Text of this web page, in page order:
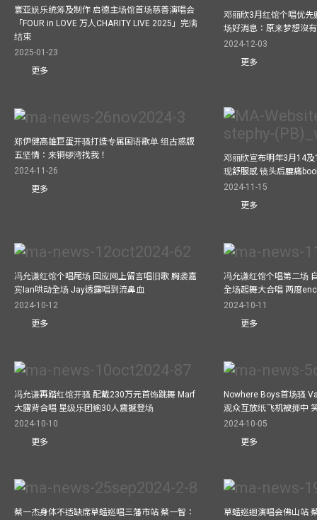
寰亚娱乐统筹及制作 启德主场馆首场慈善演唱会
「FOUR in LOVE 万人CHARITY LIVE 2025」完满
结束
2025-01-23
更多
邓丽欣3月红馆个唱优先
场好消息：原来梦想沒
2024-12-03
更多
郑伊健高雄巨蛋开骚打造专属国语歌单 组古惑版
五坚情：来铜锣湾找我！
2024-11-26
更多
邓丽欣宣布明年3月14
现舒服感 镜头后腰痛
2024-11-15
更多
冯允谦红馆个唱尾场 回应网上留言唱旧歌 胸袭嘉
宾Ian哄动全场 Jay透露唱到流鼻血
2024-10-12
更多
冯允谦红馆个唱第二场
全场起舞大合唱 两度
2024-10-11
更多
冯允谦再踏红馆开骚 配戴230万元首饰跳舞 Marf
大露背合唱 星级乐团逾30人震撼登场
2024-10-10
更多
Nowhere Boys首场骚
观众互放纸飞机被掷中
2024-10-05
更多
蔡一杰身体不适缺席草蜢巡唱三藩市站 蔡一智：
草蜢巡迴演唱会佛山站